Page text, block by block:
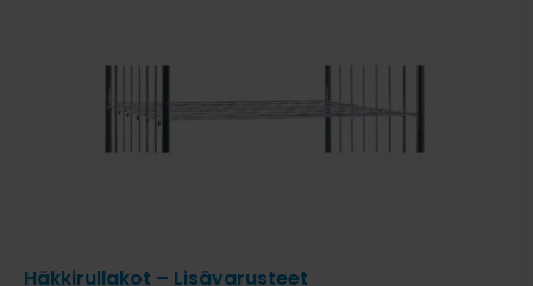
Häkkirullakot – Lisävarusteet